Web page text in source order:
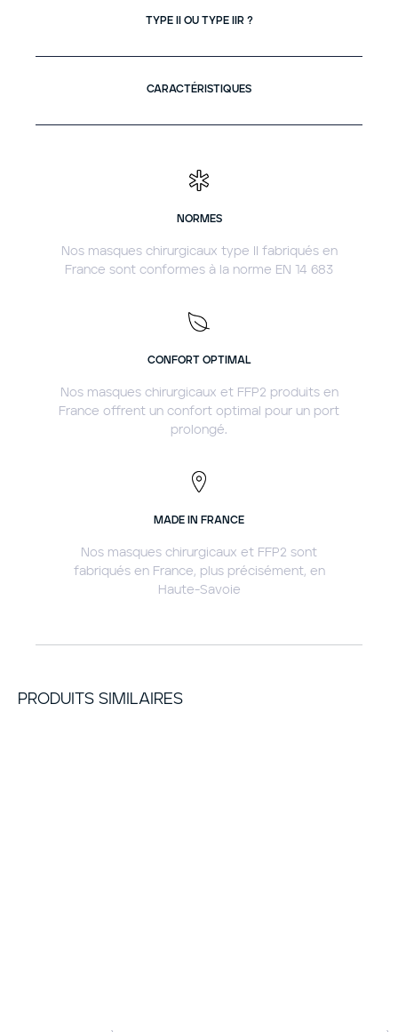
TYPE II OU TYPE IIR ?
CARACTÉRISTIQUES
NORMES
Nos masques chirurgicaux type II fabriqués en
France sont conformes à la norme EN 14 683
CONFORT OPTIMAL
Nos masques chirurgicaux et FFP2 produits en
France offrent un confort optimal pour un port
prolongé.
MADE IN FRANCE
Nos masques chirurgicaux et FFP2 sont
fabriqués en France, plus précisément, en
Haute-Savoie
PRODUITS SIMILAIRES